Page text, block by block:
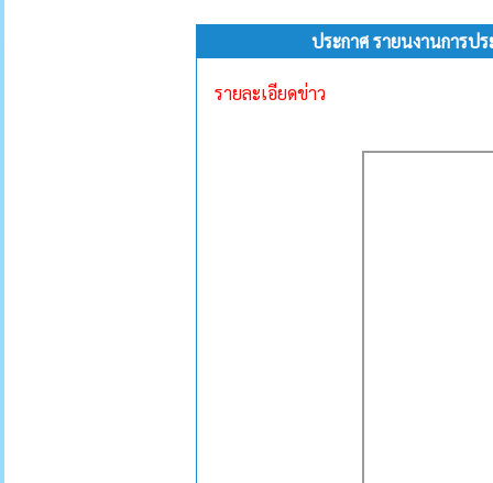
ประกาศ รายนงานการ
รายละเอียดข่าว